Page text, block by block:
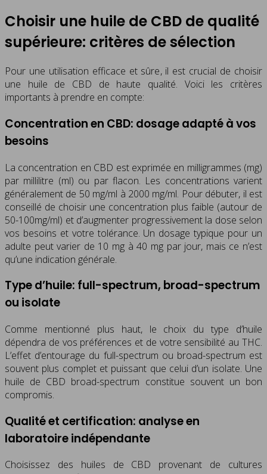
Choisir une huile de CBD de qualité
supérieure: critères de sélection
Pour une utilisation efficace et sûre, il est crucial de choisir
une huile de CBD de haute qualité. Voici les critères
importants à prendre en compte:
Concentration en CBD: dosage adapté à vos
besoins
La concentration en CBD est exprimée en milligrammes (mg)
par millilitre (ml) ou par flacon. Les concentrations varient
généralement de 50 mg/ml à 2000 mg/ml. Pour débuter, il est
conseillé de choisir une concentration plus faible (autour de
50-100mg/ml) et d’augmenter progressivement la dose selon
vos besoins et votre tolérance. Un dosage typique pour un
adulte peut varier de 10 mg à 40 mg par jour, mais ce n’est
qu’une indication générale.
Type d’huile: full-spectrum, broad-spectrum
ou isolate
Comme mentionné plus haut, le choix du type d’huile
dépendra de vos préférences et de votre sensibilité au THC.
L’effet d’entourage du full-spectrum ou broad-spectrum est
souvent plus complet et puissant que celui d’un isolate. Une
huile de CBD broad-spectrum constitue souvent un bon
compromis.
Qualité et certification: analyse en
laboratoire indépendante
Choisissez des huiles de CBD provenant de cultures